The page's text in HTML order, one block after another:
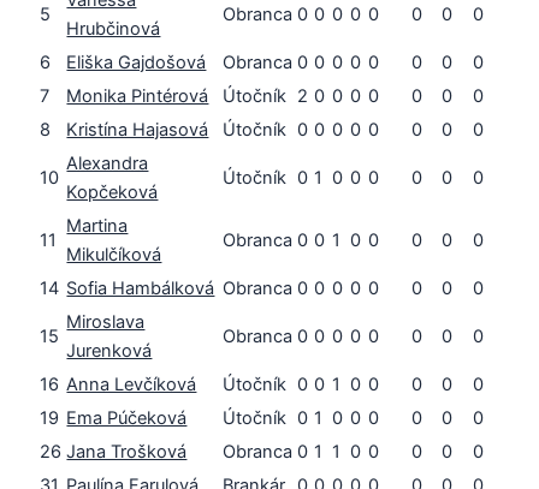
5
Hrubčinová
Obranca 0 0 0 0 0 0 0 0
6 Eliška Gajdošová Obranca 0 0 0 0 0 0 0
0
7
Monika Pintérová Útočník 2 0 0 0 0 0 0
0
8
Kristína Hajasová Útočník 0 0 0 0 0 0 0 0
10
Alexandra
Kopčeková
Útočník 0 1 0 0 0 0 0 0
11
Martina
Mikulčíková
Obranca 0 0 1 0 0 0 0 0
14 Sofia Hambálková Obranca 0 0 0 0 0 0 0 0
15
Miroslava
Jurenková
Obranca 0 0 0 0 0 0 0 0
16 Anna Levčíková Útočník 0 0 1 0 0 0 0
0
19 Ema Púčeková Útočník 0 1 0 0 0 0 0
0
26 Jana Trošková Obranca 0 1 1 0 0 0 0
0